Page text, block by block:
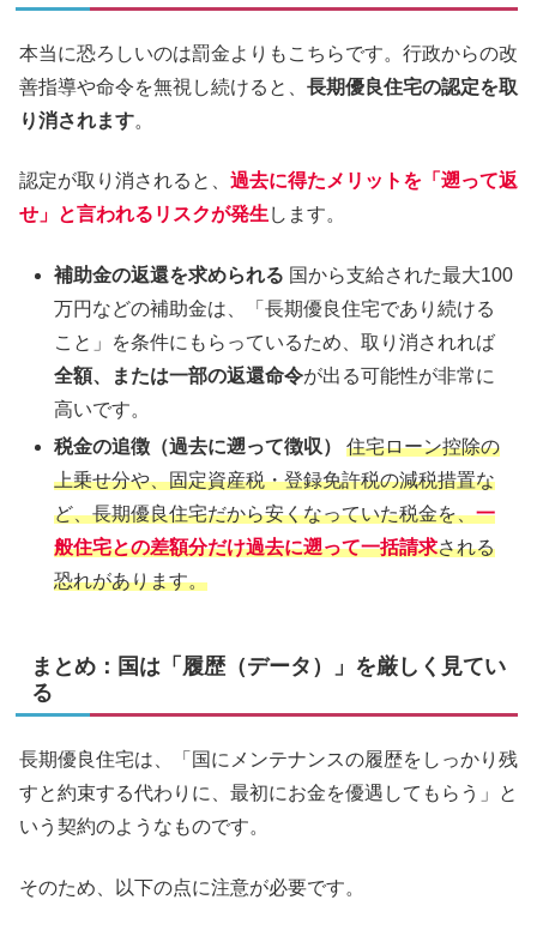
本当に恐ろしいのは罰金よりもこちらです。行政からの改
善指導や命令を無視し続けると、 長期優良住宅の認定を取
り消されます。
認定が取り消されると、 過去に得たメリットを「遡って返
せ」と言われるリスクが発生 します。
補助金の返還を求められる 国から支給された最大100
万円などの補助金は、「長期優良住宅であり続ける
こと」を条件にもらっているため、取り消されれば
全額、または一部の返還命令が出る可能性が非常に
高いです。
税金の追徴（過去に遡って徴収）
住宅ローン控除の
上乗せ分や、固定資産税・登録免許税の減税措置な
ど、長期優良住宅だから安くなっていた税金を、一
般住宅との差額分だけ過去に遡って一括請求される
恐れがあります。
まとめ：国は「履歴（データ）」を厳しく見てい
る
長期優良住宅は、「国にメンテナンスの履歴をしっかり残
すと約束する代わりに、最初にお金を優遇してもらう」と
いう契約のようなものです。
そのため、以下の点に注意が必要です。